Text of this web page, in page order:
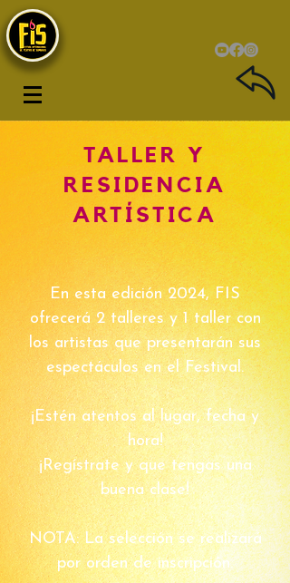
TALLER Y
RESIDENCIA
ARTÍSTICA
En esta edición 2024, FIS
ofrecerá 2 talleres y 1 taller con
los artistas que presentarán sus
espectáculos en el Festival.
¡Estén atentos al lugar, fecha y
hora!
¡Regístrate y que tengas una
buena clase!
NOTA: La selección se realizará
por orden de inscripción.